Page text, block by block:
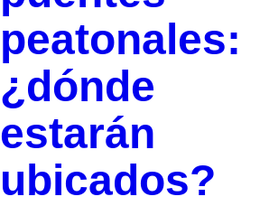
peatonales:
¿dónde
estarán
ubicados?